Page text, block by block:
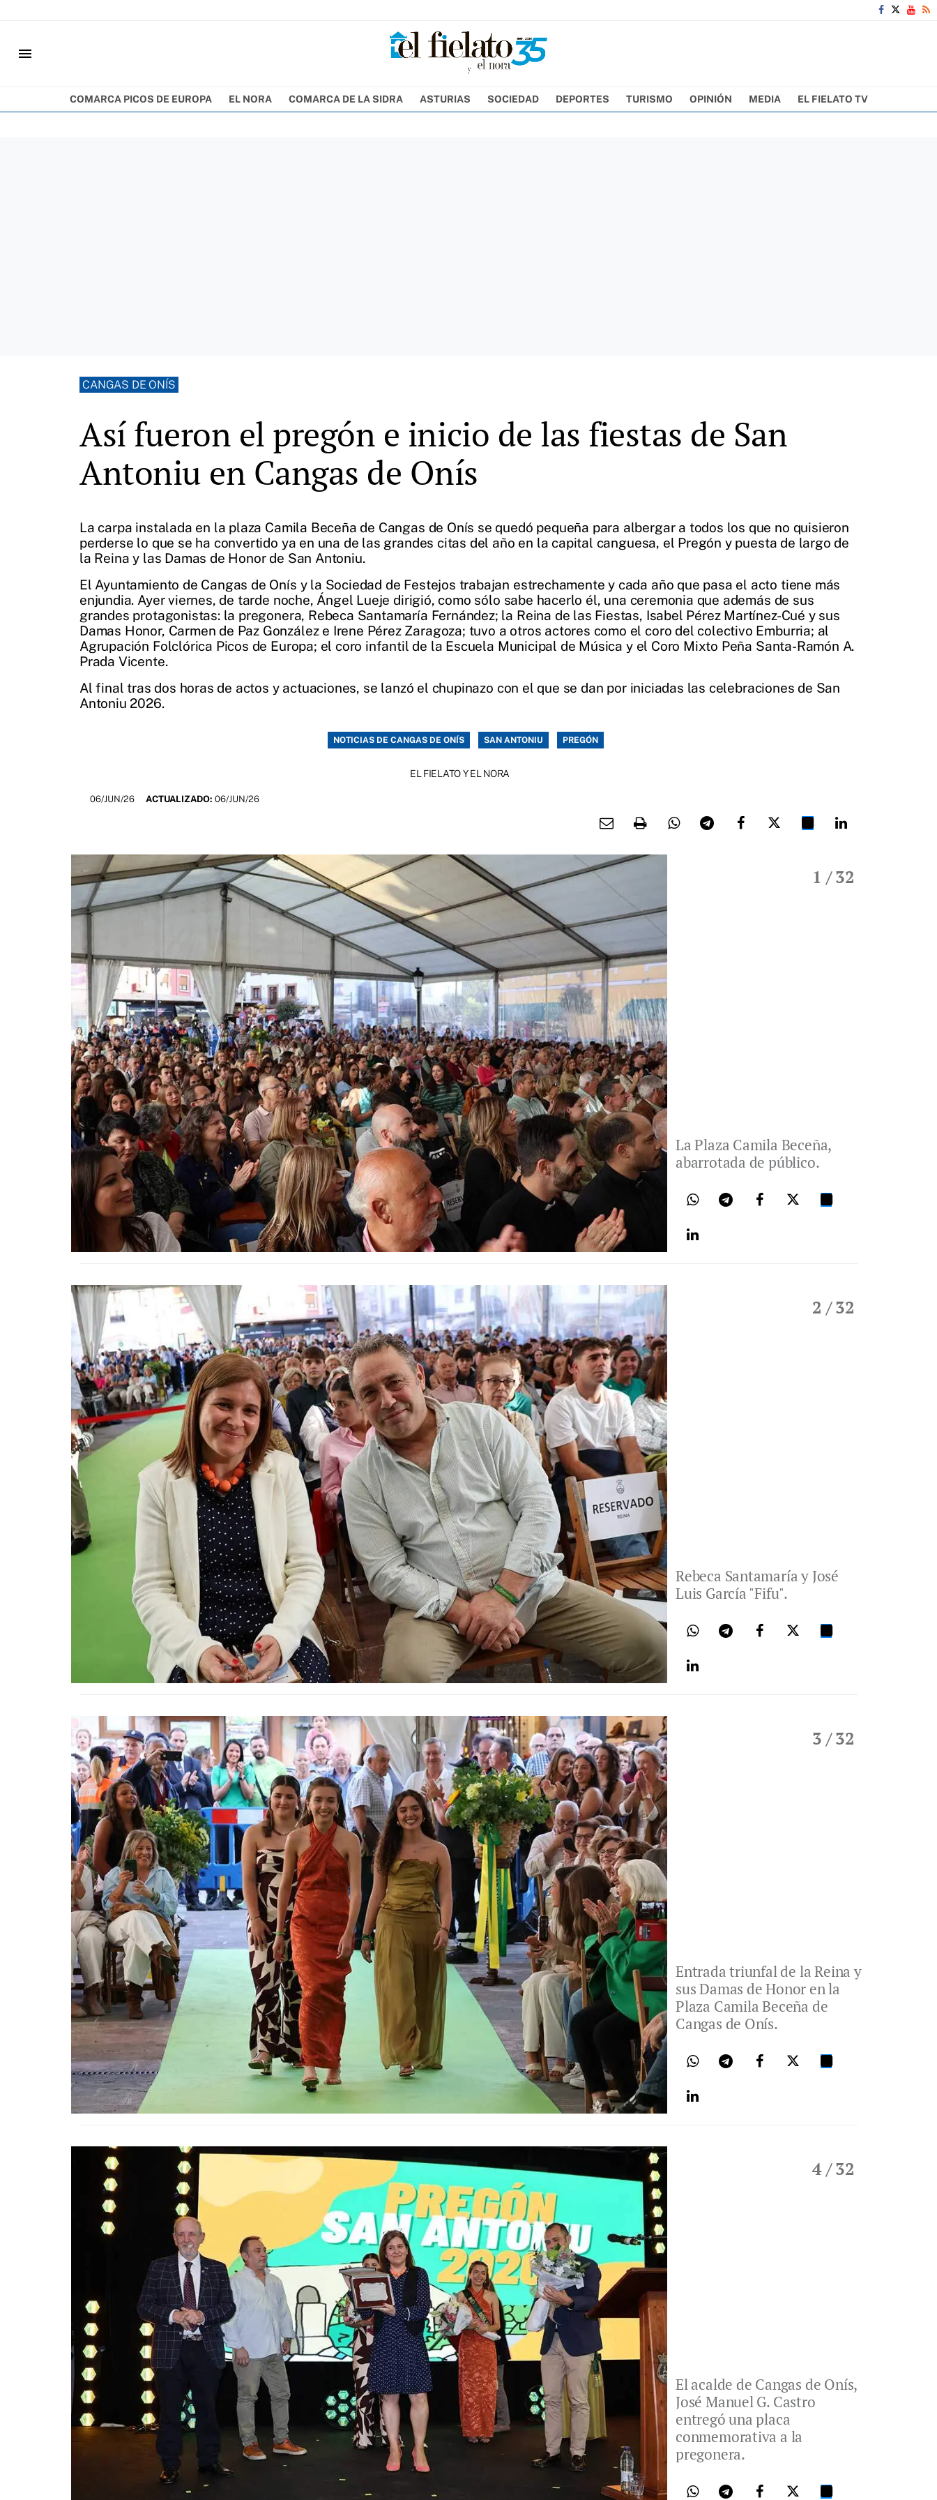
menu
COMARCA PICOS DE EUROPA EL NORA COMARCA DE LA SIDRA ASTURIAS SOCIEDAD DEPORTES TURISMO OPINIÓN MEDIA EL FIELATO TV
CANGAS DE ONÍS
Así fueron el pregón e inicio de las fiestas de San
Antoniu en Cangas de Onís
La carpa instalada en la plaza Camila Beceña de Cangas de Onís se quedó pequeña para albergar a todos los que no quisieron
perderse lo que se ha convertido ya en una de las grandes citas del año en la capital canguesa, el Pregón y puesta de largo de
la Reina y las Damas de Honor de San Antoniu.
El Ayuntamiento de Cangas de Onís y la Sociedad de Festejos trabajan estrechamente y cada año que pasa el acto tiene más
enjundia. Ayer viernes, de tarde noche, Ángel Lueje dirigió, como sólo sabe hacerlo él, una ceremonia que además de sus
grandes protagonistas: la pregonera, Rebeca Santamaría Fernández; la Reina de las Fiestas, Isabel Pérez Martínez-Cué y sus
Damas Honor, Carmen de Paz González e Irene Pérez Zaragoza; tuvo a otros actores como el coro del colectivo Emburria; al
Agrupación Folclórica Picos de Europa; el coro infantil de la Escuela Municipal de Música y el Coro Mixto Peña Santa-Ramón A.
Prada Vicente.
Al final tras dos horas de actos y actuaciones, se lanzó el chupinazo con el que se dan por iniciadas las celebraciones de San
Antoniu 2026.
NOTICIAS DE CANGAS DE ONÍS SAN ANTONIU PREGÓN
EL FIELATO Y EL NORA
06/JUN/26 ACTUALIZADO: 06/JUN/26
1 / 32
La Plaza Camila Beceña,
abarrotada de público.
2 / 32
Rebeca Santamaría y José
Luis García "Fifu".
3 / 32
Entrada triunfal de la Reina y
sus Damas de Honor en la
Plaza Camila Beceña de
Cangas de Onís.
4/ 32
El acalde de Cangas de Onís,
José Manuel G. Castro
entregó una placa
conmemorativa a la
pregonera.